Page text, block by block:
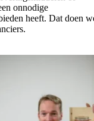
onnodige
heeft. Dat doen